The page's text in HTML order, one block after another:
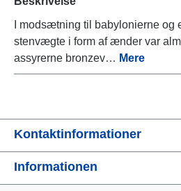
I modsætning til babylonierne og
stenvægte i form af ænder var
assyrerne bronzev… Mere
Kontaktinformationer
Informationen